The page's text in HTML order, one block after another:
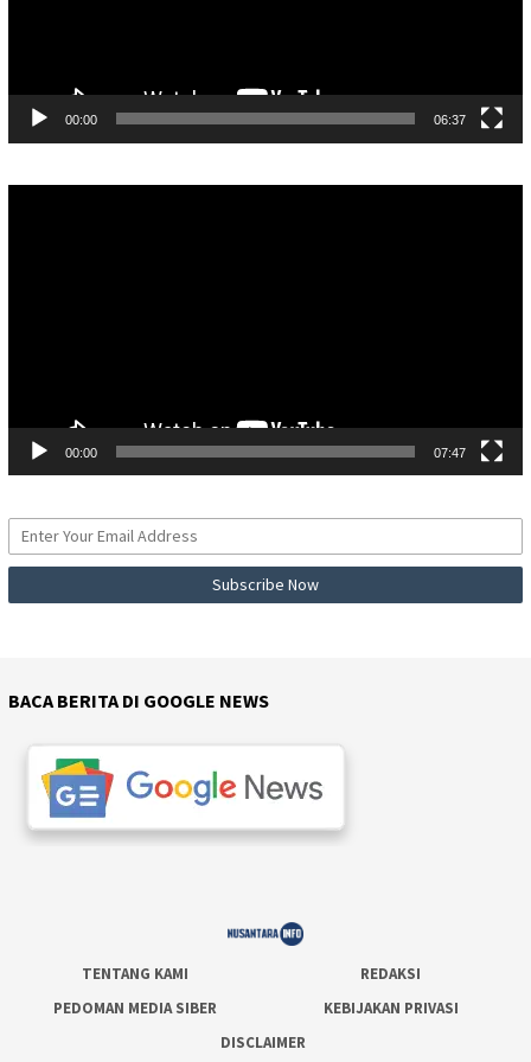
00:00 06:37
00:00 07:47
BACA BERITA DI GOOGLE NEWS
TENTANG KAMI
REDAKSI
PEDOMAN MEDIA SIBER
KEBIJAKAN PRIVASI
DISCLAIMER